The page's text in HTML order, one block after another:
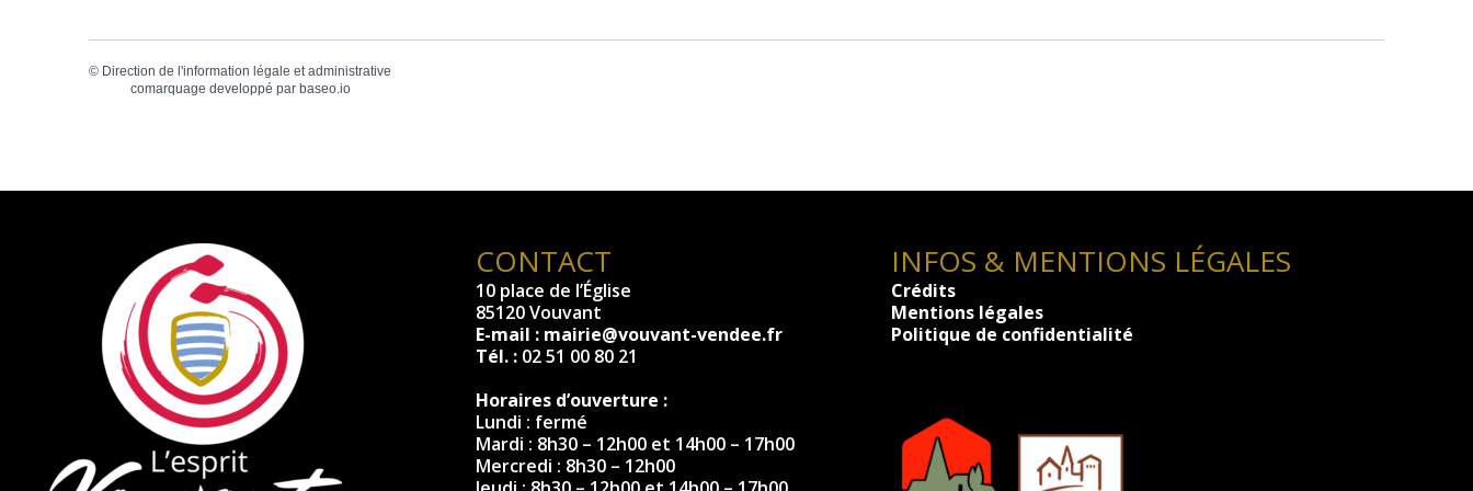
© Direction de l'information légale et administrative
comarquage developpé par baseo.io
CONTACT
10 place de l’Église
85120 Vouvant
E-mail : mairie@vouvant-vendee.fr
Tél. :02 51 00 80 21
Horaires d’ouverture :
Lundi : fermé
Mardi : 8h30 – 12h00 et 14h00 – 17h00
Mercredi : 8h30 – 12h00
INFOS & MENTIONS LÉGALES
Crédits
Mentions légales
Politique de confidentialité